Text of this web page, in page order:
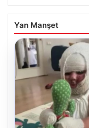
Yan Manşet